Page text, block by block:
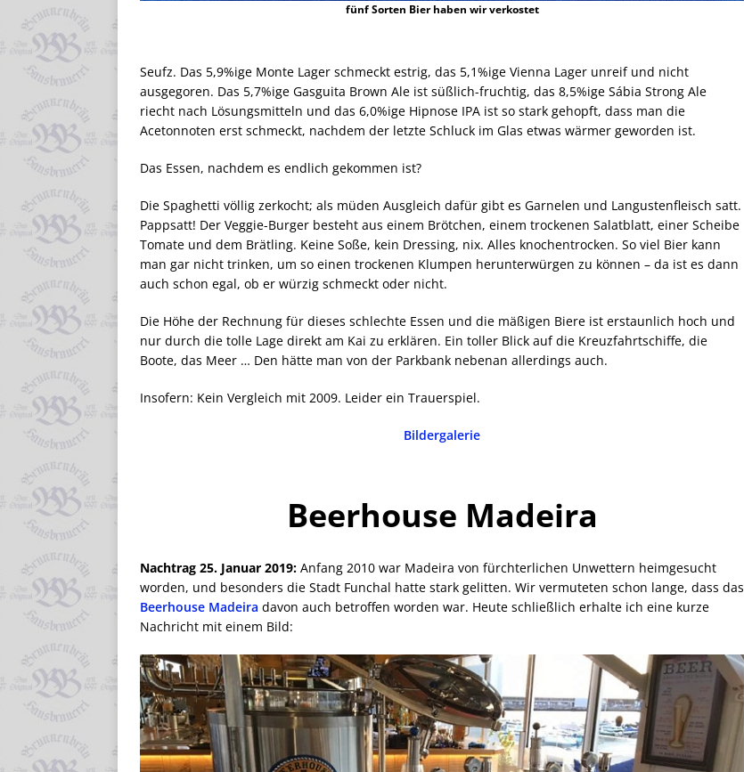
fünf Sorten Bier haben wir verkostet
Seufz. Das 5,9%ige Monte Lager schmeckt estrig, das 5,1%ige Vienna Lager unreif und nicht
ausgegoren. Das 5,7%ige Gasguita Brown Ale ist süßlich-fruchtig, das 8,5%ige Sábia Strong Ale
riecht nach Lösungsmitteln und das 6,0%ige Hipnose IPA ist so stark gehopft, dass man die
Acetonnoten erst schmeckt, nachdem der letzte Schluck im Glas etwas wärmer geworden ist.
Das Essen, nachdem es endlich gekommen ist?
Die Spaghetti völlig zerkocht; als müden Ausgleich dafür gibt es Garnelen und Langustenfleisch satt.
Pappsatt! Der Veggie-Burger besteht aus einem Brötchen, einem trockenen Salatblatt, einer Scheibe
Tomate und dem Brätling. Keine Soße, kein Dressing, nix. Alles knochentrocken. So viel Bier kann
man gar nicht trinken, um so einen trockenen Klumpen herunterwürgen zu können – da ist es dann
auch schon egal, ob er würzig schmeckt oder nicht.
Die Höhe der Rechnung für dieses schlechte Essen und die mäßigen Biere ist erstaunlich hoch und
nur durch die tolle Lage direkt am Kai zu erklären. Ein toller Blick auf die Kreuzfahrtschiffe, die
Boote, das Meer … Den hätte man von der Parkbank nebenan allerdings auch.
Insofern: Kein Vergleich mit 2009. Leider ein Trauerspiel.
Bildergalerie
Beerhouse Madeira
Nachtrag 25. Januar 2019: Anfang 2010 war Madeira von fürchterlichen Unwettern heimgesucht
worden, und besonders die Stadt Funchal hatte stark gelitten. Wir vermuteten schon lange, dass das
Beerhouse Madeira davon auch betroffen worden war. Heute schließlich erhalte ich eine kurze
Nachricht mit einem Bild: